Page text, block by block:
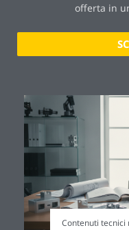
offerta in
Contenuti tecnici